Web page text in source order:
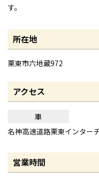
す。
所在地
栗東市六地蔵972
アクセス
車
名神高速道路栗東インター
営業時間